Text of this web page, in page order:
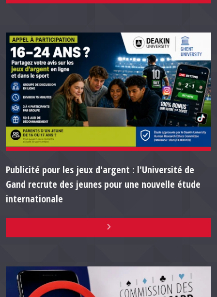
Publicité pour les jeux d'argent : l'Université de
Gand recrute des jeunes pour une nouvelle étude
internationale